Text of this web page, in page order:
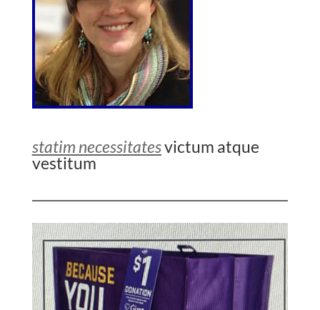
statim necessitatesvictum atque
vestitum